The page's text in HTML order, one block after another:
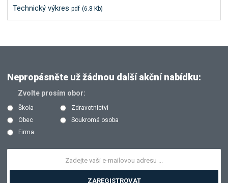
Technický výkres pdf (6.8 Kb)
Nepropásněte už žádnou další akční nabídku:
Zvolte prosím obor:
Škola
Zdravotnictví
Obec
Soukromá osoba
Firma
ZAREGISTROVAT